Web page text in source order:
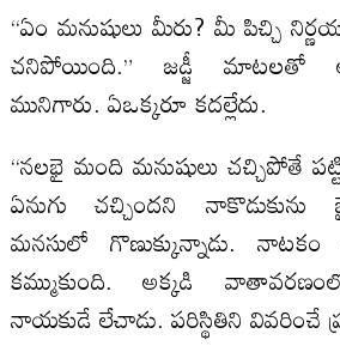
“ఏం మనుషులు మీరు? మీ పిచ్చి
చనిపోయింది.” జడ్జీ మాటలతో
మునిగారు. ఏఒక్కరూ కదల్లేదు.
“నలభై మంది మనుషులు చచ్చిపోతే
ఏనుగు చచ్చిందని నాకొడుకును
మనసులో గొణుక్కున్నాడు.
కమ్ముకుంది. అక్కడి
నాయకుడే లేచాడు. పరిస్థితిని వివరించే